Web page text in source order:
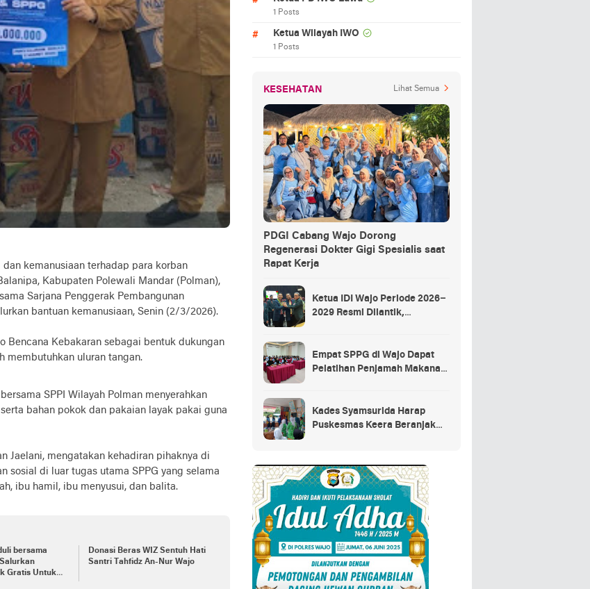
kemanusiaan terhadap para korban
Kabupaten Polewali Mandar (Polman),
Sarjana Penggerak Pembangunan
bantuan kemanusiaan, Senin (2/3/2026).
Bencana Kebakaran sebagai bentuk dukungan
membutuhkan uluran tangan.
SPPI Wilayah Polman menyerahkan
bahan pokok dan pakaian layak pakai guna
Jaelani, mengatakan kehadiran pihaknya di
sosial di luar tugas utama SPPG yang selama
ibu hamil, ibu menyusui, dan balita.
bersama
Gratis Untuk
Donasi Beras WIZ Sentuh Hati
Santri Tahfidz An-Nur Wajo
1 Posts
Ketua Wilayah IWO
1 Posts
KESEHATAN Lihat Semua
PDGI Cabang Wajo Dorong
Regenerasi Dokter Gigi Spesialis saat
Rapat Kerja
Ketua IDI Wajo Periode 2026–
2029 Resmi Dilantik,
Kesehatan
Empat SPPG di Wajo Dapat
Pelatihan Penjamah Makanan,
Kades Syamsurida Harap
Puskesmas Keera Beranjak